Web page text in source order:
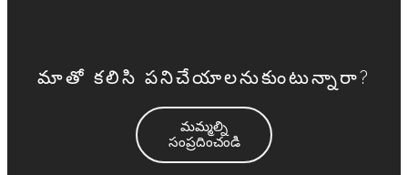
మాతో కలిసి పనిచేయాలనుకుంటున్నారా?
మమ్మల్ని
సంప్రదించండి